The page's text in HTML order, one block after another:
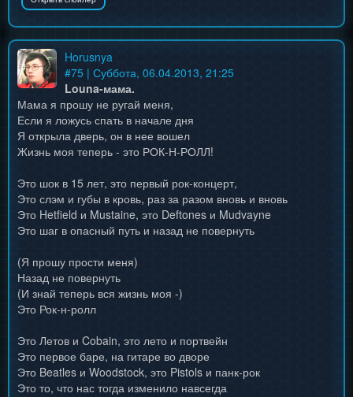
Horusnya
#75 | Суббота, 06.04.2013, 21:25
Louna-мама.
Мама я прошу не ругай меня,
Если я ложусь спать в начале дня
Я открыла дверь, он в нее вошел
Жизнь моя теперь - это РОК-Н-РОЛЛ!
Это шок в 15 лет, это первый рок-концерт,
Это слэм и губы в кровь, раз за разом вновь и вновь
Это Hetfield и Mustaine, это Deftones и Mudvayne
Это шаг в опасный путь и назад не повернуть
(Я прошу прости меня)
Назад не повернуть
(И знай теперь вся жизнь моя -)
Это Рок-н-ролл
Это Летов и Cobain, это лето и портвейн
Это первое баре, на гитаре во дворе
Это Beatles и Woodstock, это Pistols и панк-рок
Это то, что нас тогда изменило навсегда